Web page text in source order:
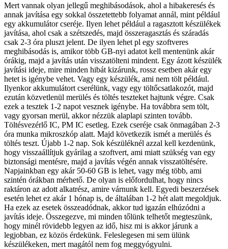
Mert vannak olyan jellegű meghibásodások, ahol a hibakeresés és
annak javítása egy sokkal összetettebb folyamat annál, mint például
egy akkumulátor cseréje. Ilyen lehet például a ragasztott készülékek
javítása, ahol csak a szétszedés, majd összeragasztás és száradás
csak 2-3 óra pluszt jelent. De ilyen lehet pl egy szoftveres
meghibásodás is, amikor több GB-nyi adatot kell mentenünk akár
órákig, majd a javítás után visszatölteni mindent. Egy ázott készülék
javítási ideje, mire minden hibát kizárunk, rossz esetben akár egy
hetet is igénybe vehet. Vagy egy készülék, ami nem tölt például.
Ilyenkor akkumulátort cserélünk, vagy egy töltőcsatlakozót, majd
ezután közvetlenül merülés és töltés teszteket hajtunk végre. Csak
ezek a tesztek 1-2 napot vesznek igénybe. Ha továbbra sem tölt,
vagy gyorsan merül, akkor nézzük alaplapi szinten tovább.
Töltésvezérlő IC, PM IC esetleg. Ezek cseréje csak önmagában 2-3
óra munka mikroszkóp alatt. Majd következik ismét a merülés és
töltés teszt. Újabb 1-2 nap. Sok készüléknél azzal kell kezdenünk,
hogy visszaállítjuk gyárilag a szoftvert, ami miatt szükség van egy
biztonsági mentésre, majd a javítás végén annak visszatöltésére.
Napjainkban egy akár 50-60 GB is lehet, vagy még több, ami
szintén órákban mérhető. De olyan is előfordulhat, hogy nincs
raktáron az adott alkatrész, amire várnunk kell. Egyedi beszerzések
esetén lehet ez akár 1 hónap is, de általában 1-2 hét alatt megoldjuk.
Ha ezek az esetek összeadódnak, akkor tud igazán elhúzódni a
javítás ideje. Összegezve, mi minden tőlünk telhetőt megteszünk,
hogy minél rövidebb legyen az idő, hisz mi is akkor járunk a
legjobban, ez közös érdekünk. Feleslegesen mi sem ülünk
készülékeken, mert magától nem fog meggyógyulni.